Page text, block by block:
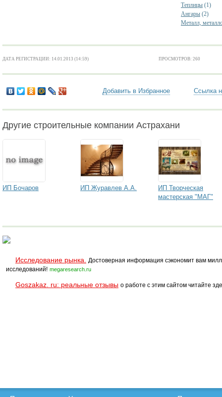
Теплицы (1)
Ангары (2)
Металл,
ДАТА РЕГИСТРАЦИИ: 14.01.2013 (14:59) ПРОСМОТРОВ: 260
Добавить в Избранное Ссылка
Другие строительные компании Астрахани
ИП Бочаров ИП Журавлев А.А.
ИП Творческая
мастерская "МАГ"
Исследование рынка.
Достоверная информация сэкономит вам
исследований! megaresearch.ru
Goszakaz. ru: реальные отзывы о работе с этим сайтом читайте